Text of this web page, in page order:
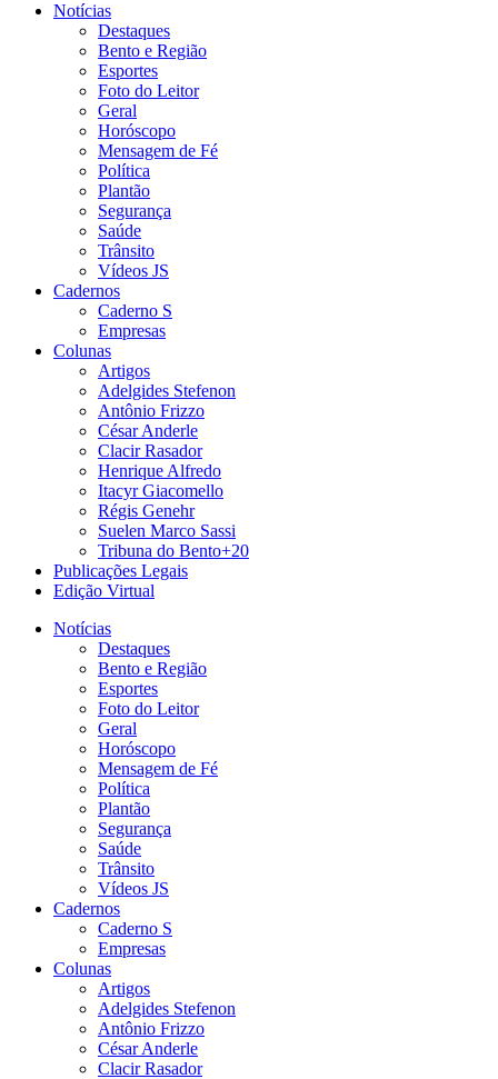
Notícias
Destaques
Bento e Região
Esportes
Foto do Leitor
Geral
Horóscopo
Mensagem de Fé
Política
Plantão
Segurança
Saúde
Trânsito
Vídeos JS
Cadernos
Caderno S
Empresas
Colunas
Artigos
Adelgides Stefenon
Antônio Frizzo
César Anderle
Clacir Rasador
Henrique Alfredo
Itacyr Giacomello
Régis Genehr
Suelen Marco Sassi
Tribuna do Bento+20
Publicações Legais
Edição Virtual
Notícias
Destaques
Bento e Região
Esportes
Foto do Leitor
Geral
Horóscopo
Mensagem de Fé
Política
Plantão
Segurança
Saúde
Trânsito
Vídeos JS
Cadernos
Caderno S
Empresas
Colunas
Artigos
Adelgides Stefenon
Antônio Frizzo
César Anderle
Clacir Rasador